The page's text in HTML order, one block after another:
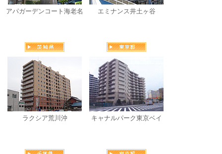
アパガーデンコート海老名 エミナンス井土ヶ谷
ラクシア荒川沖 キャナルパーク東京ベイ